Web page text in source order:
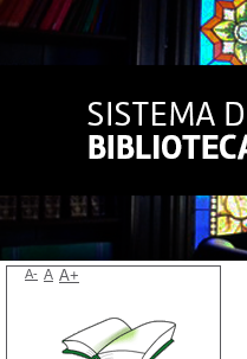
A- A A+